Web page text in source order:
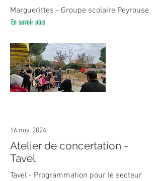
Marguerittes - Groupe scolaire Peyrouse
En savoir plus
16 nov. 2024
Atelier de concertation -
Tavel
Tavel - Programmation pour le secteur